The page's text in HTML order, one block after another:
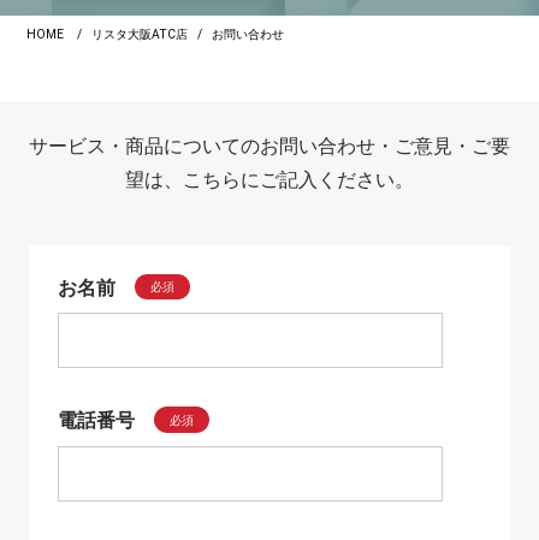
HOME リスタ大阪ATC店 お問い合わせ
サービス・商品についてのお問い合わせ・ご意見・ご要
望は、こちらにご記入ください。
お名前 必須
電話番号 必須